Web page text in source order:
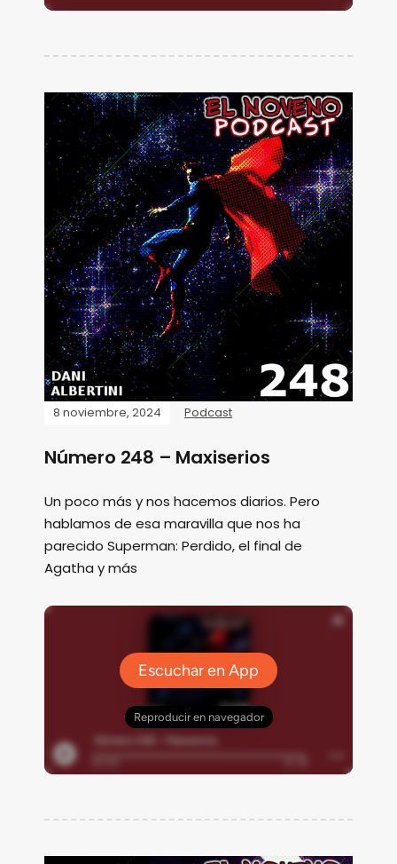
8 noviembre, 2024 Podcast
Número 248 – Maxiserios
Un poco más y nos hacemos diarios. Pero
hablamos de esa maravilla que nos ha
parecido Superman: Perdido, el final de
Agatha y más